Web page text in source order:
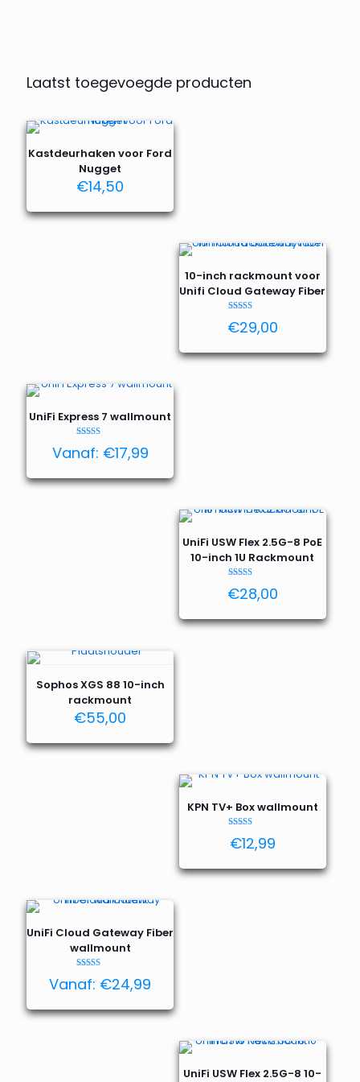
Laatst toegevoegde producten
Kastdeurhaken voor Ford
Nugget
€14,50
10-inch rackmount voor
Unifi Cloud Gateway Fiber
5.00
uit 5
€29,00
UniFi Express 7 wallmount
5.00
Vanaf: €17,99
UniFi USW Flex 2.5G-8 PoE
10-inch 1U Rackmount
5.00
uit 5
€28,00
Sophos XGS 88 10-inch
rackmount
€55,00
KPN TV+ Box wallmount
5.00
uit 5
€12,99
UniFi Cloud Gateway Fiber
wallmount
4.92
Vanaf: €24,99
UniFi USW Flex 2.5G-8 10-